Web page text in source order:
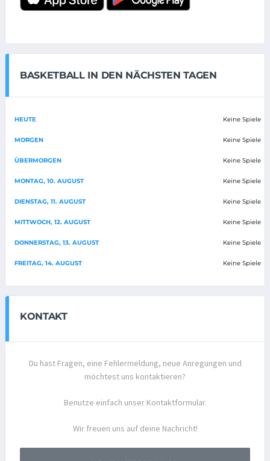
BASKETBALL IN DEN NÄCHSTEN TAGEN
HEUTE Keine Spiele
MORGEN Keine Spiele
ÜBERMORGEN Keine Spiele
MONTAG, 10. AUGUST Keine Spiele
DIENSTAG, 11. AUGUST Keine Spiele
MITTWOCH, 12. AUGUST Keine Spiele
DONNERSTAG, 13. AUGUST Keine Spiele
FREITAG, 14. AUGUST Keine Spiele
KONTAKT
Du hast Fragen, eine Fehlermeldung, neue Anregungen und
möchtest uns kontaktieren?
Benutze einfach unser Kontaktformular.
Wir freuen uns auf deine Nachricht!